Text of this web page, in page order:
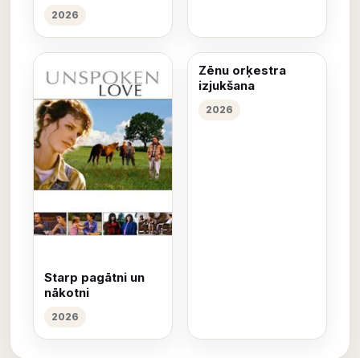
2026
Starp pagātni un
nākotni
2026
Zēnu orķestra
izjukšana
2026